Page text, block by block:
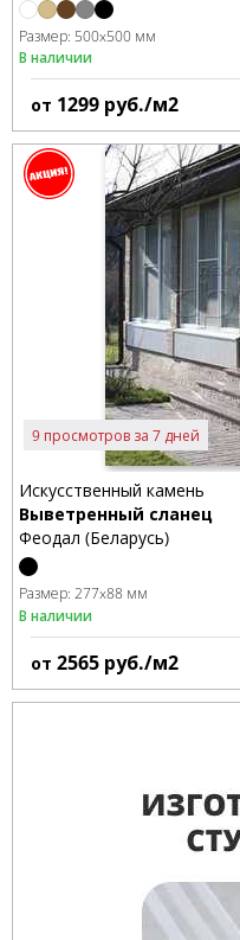
Размер: 500x500 мм
В наличии
от 1299 руб./м2
9 просмотров за 7 дней
Искусственный камень
Выветренный сланец
Феодал (Беларусь)
Размер: 277x88 мм
В наличии
от 2565 руб./м2